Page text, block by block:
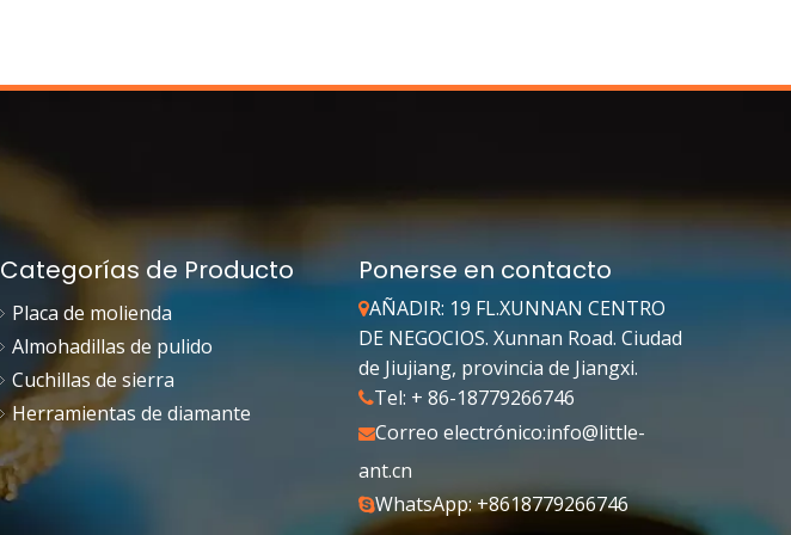
Categorías de Producto
Placa de molienda
Almohadillas de pulido
Cuchillas de sierra
Herramientas de diamante
Ponerse en contacto
AÑADIR: 19 FL.XUNNAN CENTRO
DE NEGOCIOS. Xunnan Road. Ciudad
de Jiujiang, provincia de Jiangxi.
Tel: + 86-18779266746
Correo electrónico:info@little-
ant.cn
WhatsApp: +8618779266746